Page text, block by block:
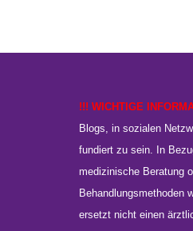
!!! WICHTIGE
Blogs, in sozialen
fundiert zu sein. In
medizinische Beratung
Behandlungsmethoden
ersetzt nicht einen